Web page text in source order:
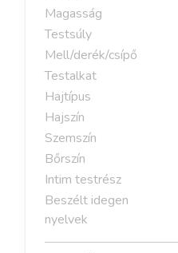
Magasság
Testsúly
Mell/derék/csípő
Testalkat
Hajtípus
Hajszín
Szemszín
Bőrszín
Intim testrész
Beszélt idegen
nyelvek